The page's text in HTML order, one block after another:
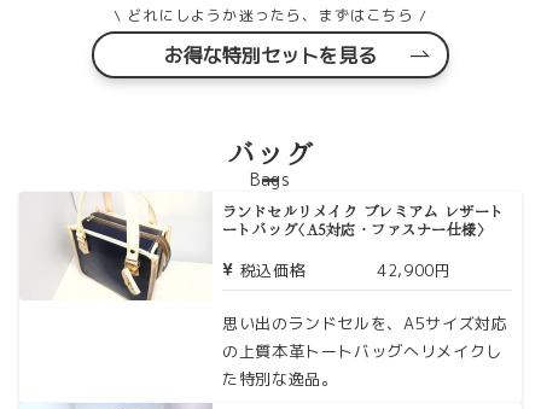
\ どれにしようか迷ったら、まずはこちら /
お得な特別セットを見る
バッグ
Bags
ランドセルリメイク プレミアム レザート
ートバッグ〈A5対応・ファスナー仕様〉
税込価格 42,900円
思い出のランドセルを、A5サイズ対応
の上質本革トートバッグへリメイクし
た特別な逸品。